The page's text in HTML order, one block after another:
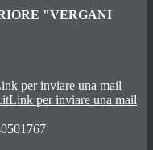
"VERGANI
per inviare una mail
Link per inviare una mail